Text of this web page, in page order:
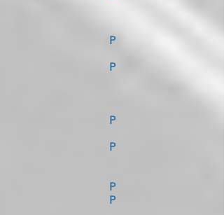
P
P
P
P
P
P